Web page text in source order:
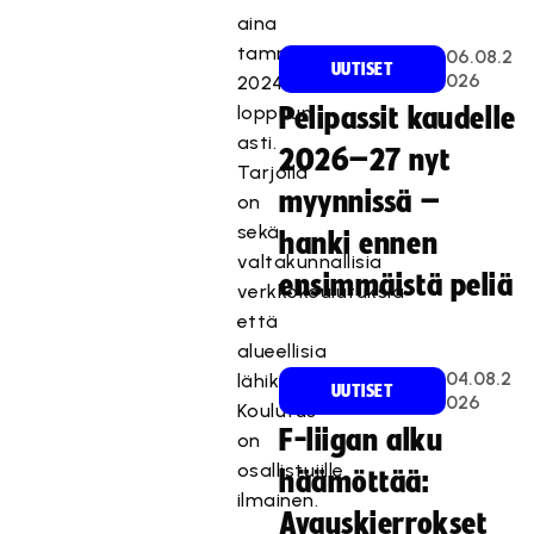
aina
tammikuun
2024
loppuun
asti.
Tarjolla
on
sekä
valtakunnallisia
verkkokoulutuksia
että
alueellisia
lähikursseja.
Koulutus
on
osallistujille
ilmainen.
UUTISET
06.08.2
026
Pelipassit kaudelle
2026–27 nyt
myynnissä –
hanki ennen
ensimmäistä peliä
UUTISET
04.08.2
026
F-liigan alku
häämöttää:
Avauskierrokset